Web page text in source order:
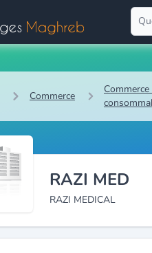
Commerce
RAZI MED
RAZI MEDICAL